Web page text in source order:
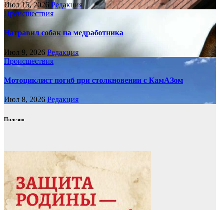
Июл 15, 2026 Редакция
Происшествия
Натравил собак на медработника
Июл 9, 2026 Редакция
Происшествия
Мотоциклист погиб при столкновении с КамАЗом
Июл 8, 2026 Редакция
Полезно